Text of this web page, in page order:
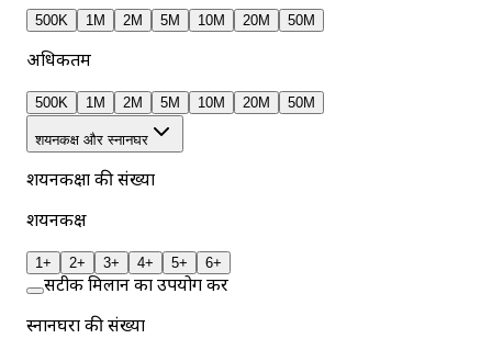
500K 1M 2M 5M 10M 20M 50M
अधिकतम
500K 1M 2M 5M 10M 20M 50M
शयनकक्ष और स्नानघर
शयनकक्षों की संख्या
शयनकक्ष
1+ 2+ 3+ 4+ 5+ 6+
सटीक मिलान का उपयोग करें
स्नानघरों की संख्या